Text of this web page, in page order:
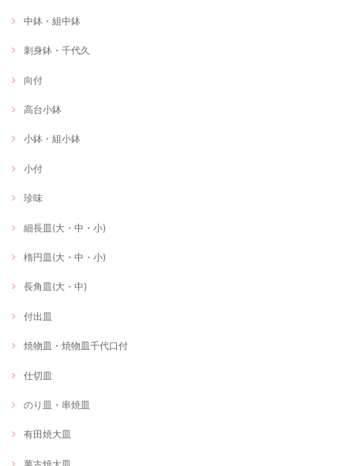
中鉢・組中鉢
刺身鉢・千代久
向付
高台小鉢
小鉢・組小鉢
小付
珍味
細長皿(大・中・小)
楕円皿(大・中・小)
長角皿(大・中)
付出皿
焼物皿・焼物皿千代口付
仕切皿
のり皿・串焼皿
有田焼大皿